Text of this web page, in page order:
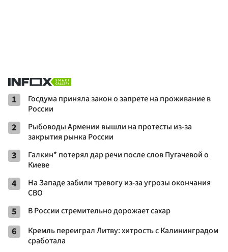
1
Госдума приняла закон о запрете на проживание в
России
2
Рыбоводы Армении вышли на протесты из-за
закрытия рынка России
3
Галкин* потерял дар речи после слов Пугачевой о
Киеве
4
На Западе забили тревогу из-за угрозы окончания
СВО
5 В России стремительно дорожает сахар
6
Кремль переиграл Литву: хитрость с Калининградом
сработала